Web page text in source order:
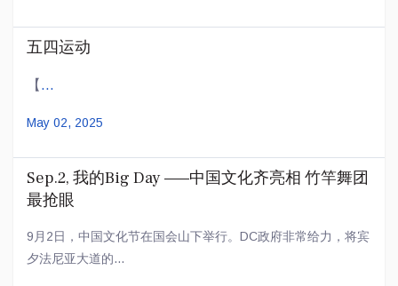
五四运动
​【 ...
May 02, 2025
Sep.2, 我的Big Day ——中国文化齐亮相 竹竿舞团
最抢眼
9月2日，中国文化节在国会山下举行。DC政府非常给力，将宾
夕法尼亚大道的...